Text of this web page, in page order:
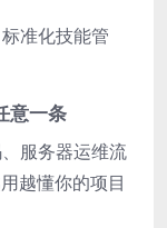
准化技能管
意一条
服务器运维流
越懂你的项目